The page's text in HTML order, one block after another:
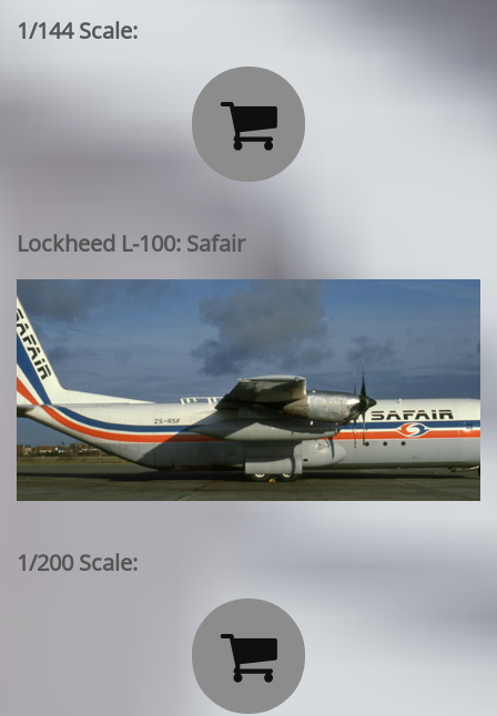
1/144 Scale:

Lockheed L-100: Safair
1/200 Scale:
